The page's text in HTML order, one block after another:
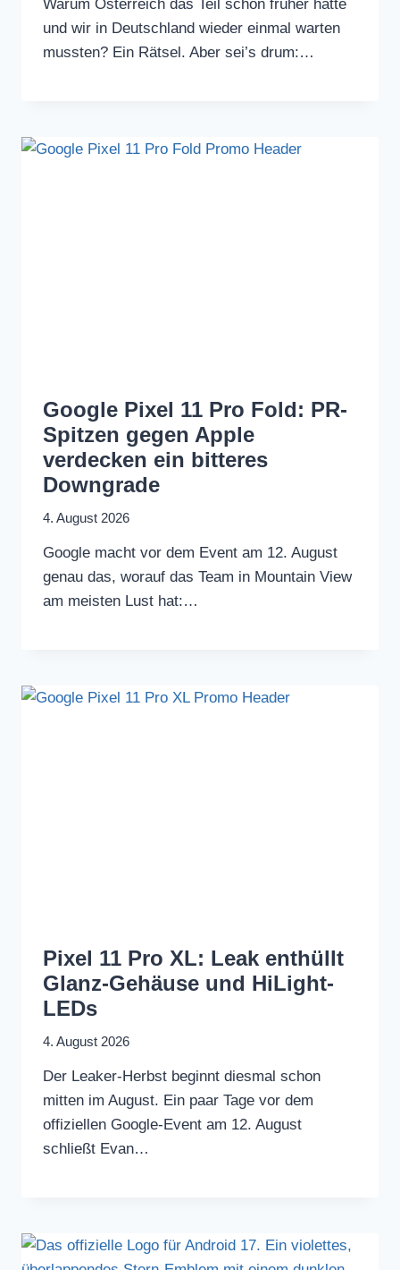
Warum Österreich das Teil schon früher hatte
und wir in Deutschland wieder einmal warten
mussten? Ein Rätsel. Aber sei’s drum:…
Google Pixel 11 Pro Fold: PR-
Spitzen gegen Apple
verdecken ein bitteres
Downgrade
4. August 2026
Google macht vor dem Event am 12. August
genau das, worauf das Team in Mountain View
am meisten Lust hat:…
Pixel 11 Pro XL: Leak enthüllt
Glanz-Gehäuse und HiLight-
LEDs
4. August 2026
Der Leaker-Herbst beginnt diesmal schon
mitten im August. Ein paar Tage vor dem
offiziellen Google-Event am 12. August
schließt Evan…